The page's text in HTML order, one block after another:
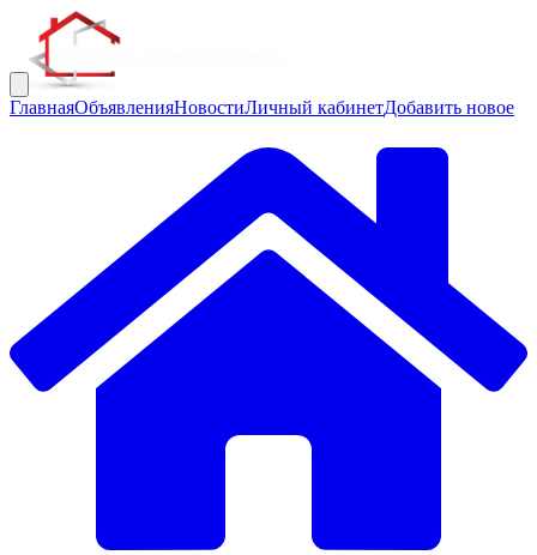
ГлавнаяОбъявленияНовостиЛичный кабинетДобавить новое